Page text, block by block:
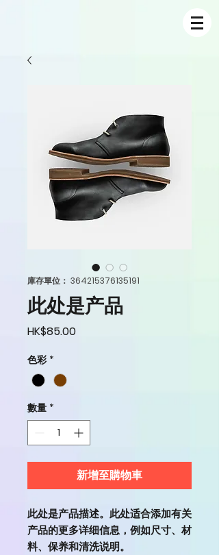
庫存單位： 364215376135191
此处是产品
HK$85.00價格
色彩 *
數量 *
新增至購物車
此处是产品描述。此处适合添加有关
产品的更多详细信息，例如尺寸、材
料、保养和清洗说明。